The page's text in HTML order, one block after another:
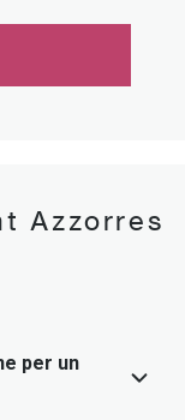
Azzorres
per un